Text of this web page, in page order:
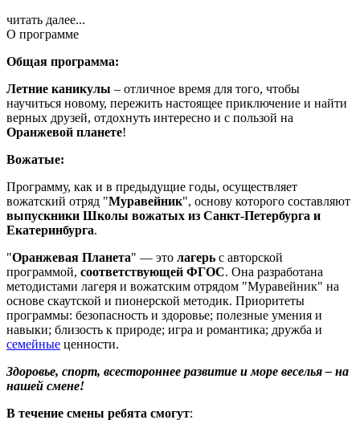
читать далее...
О программе
Общая программа:
Летние каникулы – отличное время для того, чтобы
научиться новому, пережить настоящее приключение и найти
верных друзей, отдохнуть интересно и с пользой на
Оранжевой планете!
Вожатые:
Программу, как и в предыдущие годы, осуществляет
вожатский отряд "Муравейник", основу которого составляют
выпускники Школы вожатых из Санкт-Петербурга и
Екатеринбурга.
"Оранжевая Планета" — это лагерь с авторской
программой, соответствующей ФГОС. Она разработана
методистами лагеря и вожатским отрядом "Муравейник" на
основе скаутской и пионерской методик. Приоритеты
программы: безопасность и здоровье; полезные умения и
навыки; близость к природе; игра и романтика; дружба и
семейные ценности.
Здоровье, спорт, всестороннее развитие и море веселья – на
нашей смене!
В течение смены ребята смогут: